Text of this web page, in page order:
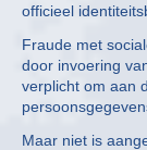
officieel
Fraude met
door invoering
verplicht om aan
Maar niet is